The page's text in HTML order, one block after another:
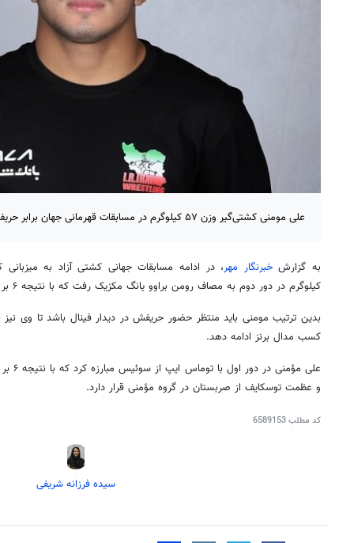
علی مومنی کشتی‌گیر وزن ۵۷ کیلوگرم در مسابقات قهرمانی جهان برابر حریف مکزیکی خود ضربه فنی شد.
به گزارشخبرنگار مهر
کیلوگرم در دور دوم به مصاف رومن براوو یانگ مکزیک رفت که با نتیجه ۶ بر صفر مغلوب شدو
بدین ترتیب مومنی باید منتظر حضور حریفش در دیدار فینال باشد تا وی نیز
کسب مدال برنز ادامه دهد.
علی مؤمنی در دور اول با توماس ایپ
از
و عظمت توسکایف از صربستان در گروه مؤمنی قرار دارد.
کد مطلب6589153
سیده فرزانه شریفی